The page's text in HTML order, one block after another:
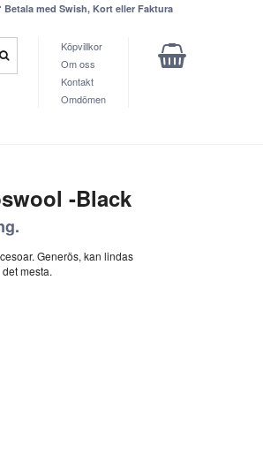
-Black
Generös, kan lindas
mesta.
Betala med Swish, Kort eller Faktura
Köpvillkor
Om oss
Kontakt
Omdömen